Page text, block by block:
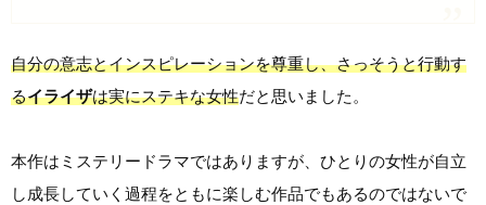
自分の意志とインスピレーションを尊重し、さっそうと行動す
るイライザは実にステキな女性だと思いました。
本作はミステリードラマではありますが、ひとりの女性が自立
し成長していく過程をともに楽しむ作品でもあるのではないで